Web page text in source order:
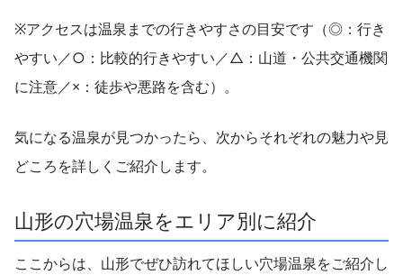
※アクセスは温泉までの行きやすさの目安です（◎：行き
やすい／○：比較的行きやすい／△：山道・公共交通機関
に注意／×：徒歩や悪路を含む）。
気になる温泉が見つかったら、次からそれぞれの魅力や見
どころを詳しくご紹介します。
山形の穴場温泉をエリア別に紹介
ここからは、山形でぜひ訪れてほしい穴場温泉をご紹介し